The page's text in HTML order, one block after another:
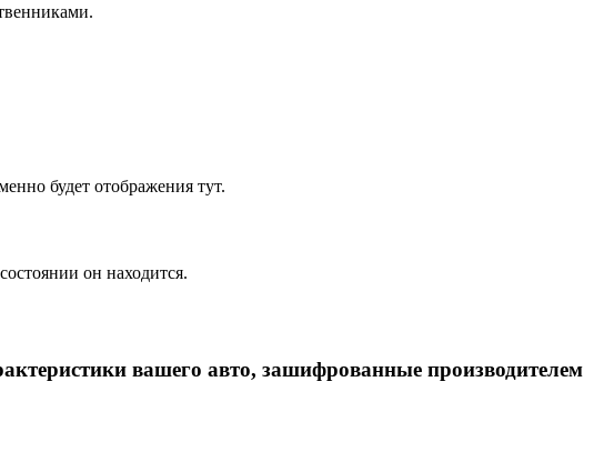
будет отображения тут.
он находится.
вашего авто, зашифрованные производителем